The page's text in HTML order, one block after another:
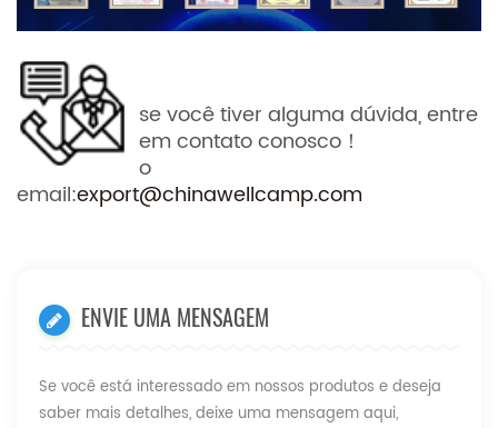
se você tiver alguma dúvida, entre
em contato conosco！
o
email:export@chinawellcamp.com
ENVIE UMA MENSAGEM
Se você está interessado em nossos produtos e deseja
saber mais detalhes, deixe uma mensagem aqui,